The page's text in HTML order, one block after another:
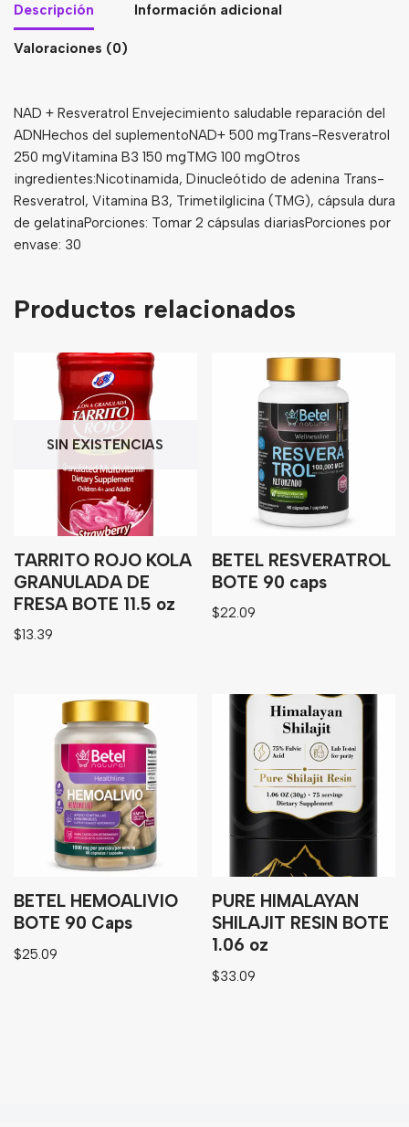
Descripción Información adicional
Valoraciones (0)
NAD + Resveratrol Envejecimiento saludable reparación del
ADNHechos del suplementoNAD+ 500 mgTrans-Resveratrol
250 mgVitamina B3 150 mgTMG 100 mgOtros
ingredientes:Nicotinamida, Dinucleótido de adenina Trans-
Resveratrol, Vitamina B3, Trimetilglicina (TMG), cápsula dura
de gelatinaPorciones: Tomar 2 cápsulas diariasPorciones por
envase: 30
Productos relacionados
SIN EXISTENCIAS
TARRITO ROJO KOLA
GRANULADA DE
FRESA BOTE 11.5 oz
$13.39
BETEL RESVERATROL
BOTE 90 caps
$22.09
BETEL HEMOALIVIO
BOTE 90 Caps
$25.09
PURE HIMALAYAN
SHILAJIT RESIN BOTE
1.06 oz
$33.09